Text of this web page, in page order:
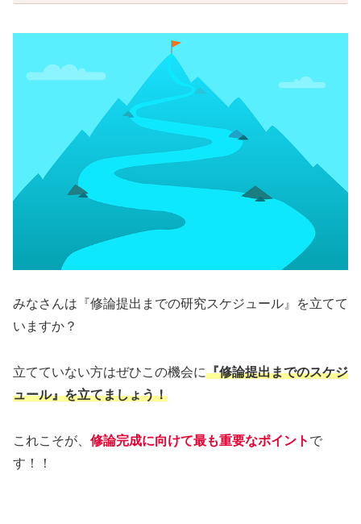
みなさんは『修論提出までの研究スケジュール』を立てて
いますか？
立てていない方はぜひこの機会に『修論提出までのスケジ
ュール』を立てましょう！
これこそが、 修論完成に向けて最も重要なポイント で
す！！